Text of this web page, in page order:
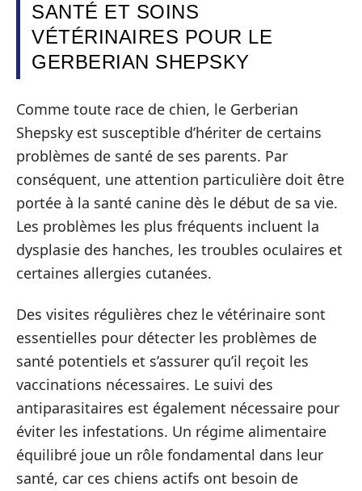
SANTÉ ET SOINS
VÉTÉRINAIRES POUR LE
GERBERIAN SHEPSKY
Comme toute race de chien, le Gerberian
Shepsky est susceptible d’hériter de certains
problèmes de santé de ses parents. Par
conséquent, une attention particulière doit être
portée à la santé canine dès le début de sa vie.
Les problèmes les plus fréquents incluent la
dysplasie des hanches, les troubles oculaires et
certaines allergies cutanées.
Des visites régulières chez le vétérinaire sont
essentielles pour détecter les problèmes de
santé potentiels et s’assurer qu’il reçoit les
vaccinations nécessaires. Le suivi des
antiparasitaires est également nécessaire pour
éviter les infestations. Un régime alimentaire
équilibré joue un rôle fondamental dans leur
santé, car ces chiens actifs ont besoin de